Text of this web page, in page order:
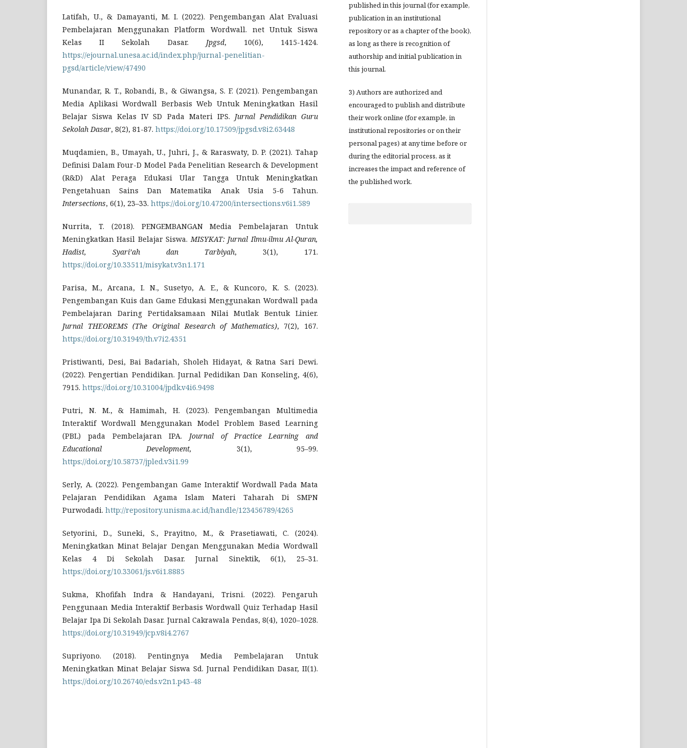
Latifah, U., & Damayanti, M. I. (2022). Pengembangan Alat Evaluasi
Pembelajaran Menggunakan Platform Wordwall. net Untuk Siswa
Kelas II Sekolah Dasar. Jpgsd, 10(6), 1415-1424.
https://ejournal.unesa.ac.id/index.php/jurnal-penelitian-
pgsd/article/view/47490
Munandar, R. T., Robandi, B., & Giwangsa, S. F. (2021). Pengembangan
Media Aplikasi Wordwall Berbasis Web Untuk Meningkatkan Hasil
Belajar Siswa Kelas IV SD Pada Materi IPS. Jurnal Pendidikan Guru
Sekolah Dasar, 8(2), 81-87. https://doi.org/10.17509/jpgsd.v8i2.63448
Muqdamien, B., Umayah, U., Juhri, J., & Raraswaty, D. P. (2021). Tahap
Definisi Dalam Four-D Model Pada Penelitian Research & Development
(R&D) Alat Peraga Edukasi Ular Tangga Untuk Meningkatkan
Pengetahuan Sains Dan Matematika Anak Usia 5-6 Tahun.
Intersections, 6(1), 23–33. https://doi.org/10.47200/intersections.v6i1.589
Nurrita, T. (2018). PENGEMBANGAN Media Pembelajaran Untuk
Meningkatkan Hasil Belajar Siswa. MISYKAT: Jurnal Ilmu-ilmu Al-Quran,
Hadist, Syari’ah dan Tarbiyah, 3(1), 171.
https://doi.org/10.33511/misykat.v3n1.171
Parisa, M., Arcana, I. N., Susetyo, A. E., & Kuncoro, K. S. (2023).
Pengembangan Kuis dan Game Edukasi Menggunakan Wordwall pada
Pembelajaran Daring Pertidaksamaan Nilai Mutlak Bentuk Linier.
Jurnal THEOREMS (The Original Research of Mathematics), 7(2), 167.
https://doi.org/10.31949/th.v7i2.4351
Pristiwanti, Desi, Bai Badariah, Sholeh Hidayat, & Ratna Sari Dewi.
(2022). Pengertian Pendidikan. Jurnal Pedidikan Dan Konseling, 4(6),
7915. https://doi.org/10.31004/jpdk.v4i6.9498
Putri, N. M., & Hamimah, H. (2023). Pengembangan Multimedia
Interaktif Wordwall Menggunakan Model Problem Based Learning
(PBL) pada Pembelajaran IPA. Journal of Practice Learning and
Educational Development,
3(1), 95–99.
https://doi.org/10.58737/jpled.v3i1.99
Serly, A. (2022). Pengembangan Game Interaktif Wordwall Pada Mata
Pelajaran Pendidikan Agama Islam Materi Taharah Di SMPN
Purwodadi. http://repository.unisma.ac.id/handle/123456789/4265
Setyorini, D., Suneki, S., Prayitno, M., & Prasetiawati, C. (2024).
Meningkatkan Minat Belajar Dengan Menggunakan Media Wordwall
Kelas 4 Di Sekolah Dasar. Jurnal Sinektik, 6(1), 25–31.
https://doi.org/10.33061/js.v6i1.8885
Sukma, Khofifah Indra & Handayani, Trisni. (2022). Pengaruh
Penggunaan Media Interaktif Berbasis Wordwall Quiz Terhadap Hasil
Belajar Ipa Di Sekolah Dasar. Jurnal Cakrawala Pendas, 8(4), 1020–1028.
https://doi.org/10.31949/jcp.v8i4.2767
Supriyono. (2018). Pentingnya Media Pembelajaran Untuk
Meningkatkan Minat Belajar Siswa Sd. Jurnal Pendidikan Dasar, II(1).
https://doi.org/10.26740/eds.v2n1.p43-48
published in this journal (for example,
publication in an institutional
repository or as a chapter of the book),
as long as there is recognition of
authorship and initial publication in
this journal.
3) Authors are authorized and
encouraged to publish and distribute
their work online (for example, in
institutional repositories or on their
personal pages) at any time before or
during the editorial process, as it
increases the impact and reference of
the published work.